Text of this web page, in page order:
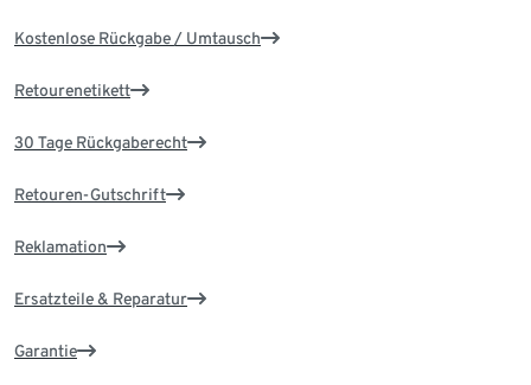
Kostenlose Rückgabe / Umtausch
Retourenetikett
30 Tage Rückgaberecht
Retouren-Gutschrift
Reklamation
Ersatzteile & Reparatur
Garantie